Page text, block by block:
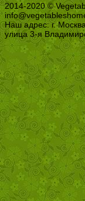
2014-2020 ©
Наш адрес: г.
улица 3-я